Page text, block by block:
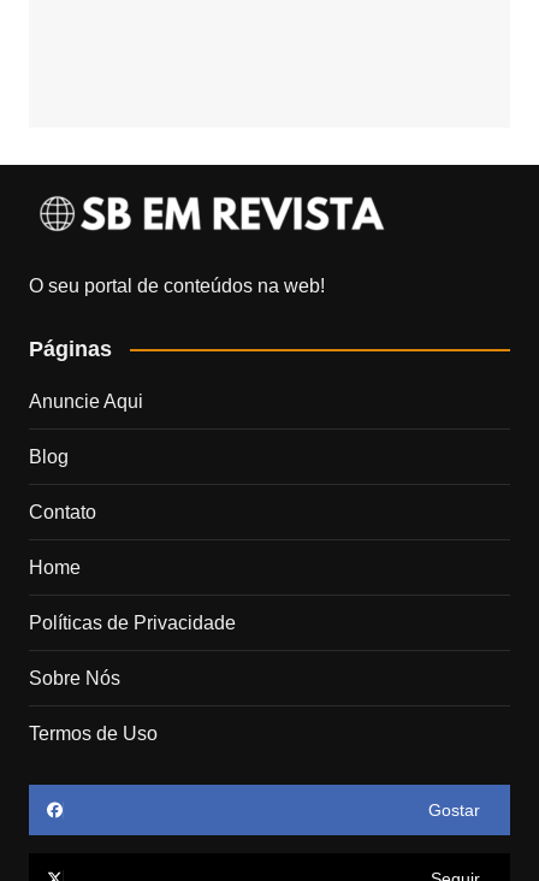
O seu portal de conteúdos na web!
Páginas
Anuncie Aqui
Blog
Contato
Home
Políticas de Privacidade
Sobre Nós
Termos de Uso
Gostar